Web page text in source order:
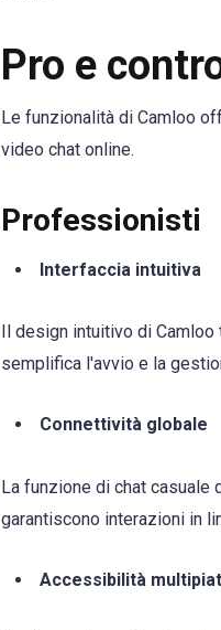
Pro e
Le funzionalità di Camloo
video chat online.
Professionisti
Interfaccia intuitiva
Il design intuitivo di
semplifica l'avvio e la
Connettività globale
La funzione di chat
garantiscono interazioni in
Accessibilità